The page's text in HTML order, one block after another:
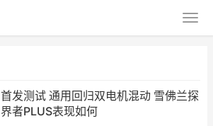
首发测试 通用回归双电机混动 雪佛兰探
界者PLUS表现如何